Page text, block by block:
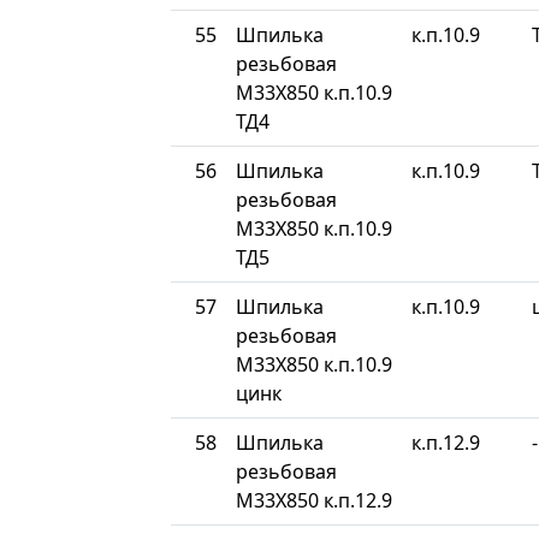
55
Шпилька
резьбовая
М33Х850 к.п.10.9
ТД4
к.п.10.9
56
Шпилька
резьбовая
М33Х850 к.п.10.9
ТД5
к.п.10.9
57
Шпилька
резьбовая
М33Х850 к.п.10.9
цинк
к.п.10.9
58
Шпилька
резьбовая
М33Х850 к.п.12.9
к.п.12.9 -